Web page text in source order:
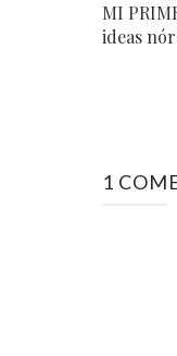
MI
ideas
1